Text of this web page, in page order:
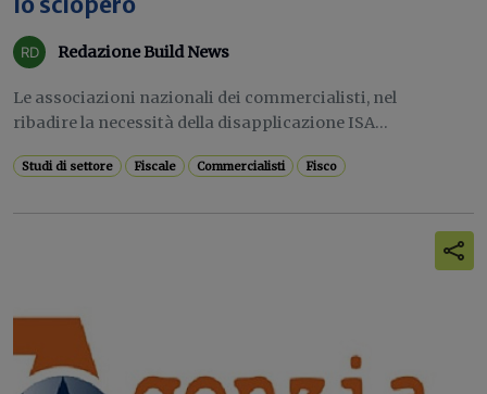
Redazione Build News
Le associazioni nazionali dei commercialisti, nel
ribadire la necessità della disapplicazione ISA...
Studi di settore Fiscale Commercialisti Fisco